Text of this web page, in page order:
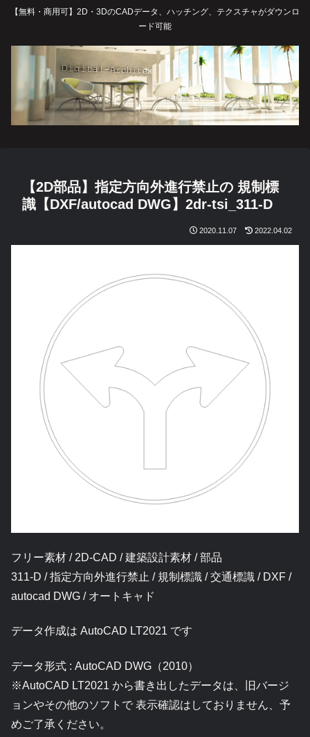
【無料・商用可】2D・3DのCADデータ、ハッチング、テクスチャがダウンロ
ード可能
【2D部品】指定方向外進行禁止の 規制標
識【DXF/autocad DWG】2dr-tsi_311-D
2020.11.07 2022.04.02
フリー素材 / 2D-CAD / 建築設計素材 / 部品
311-D / 指定方向外進行禁止 / 規制標識 / 交通標識 / DXF /
autocad DWG / オートキャド
データ作成は AutoCAD LT2021 です
データ形式 : AutoCAD DWG（2010）
※AutoCAD LT2021 から書き出したデータは、旧バージ
ョンやその他のソフトで 表示確認はしておりません、予
めご了承ください。